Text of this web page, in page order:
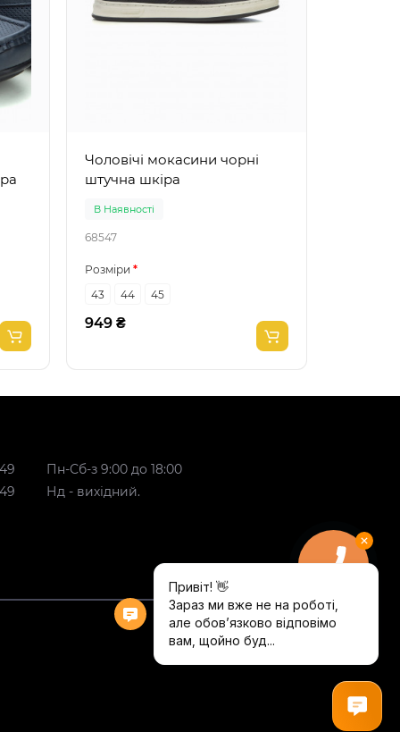
Чоловічі мокасини чорні
штучна шкіра
В Наявності
68547
Розміри
43
44 45
949 ₴
Пн-Сб-з 9:00 до 18:00
Нд - вихідний.